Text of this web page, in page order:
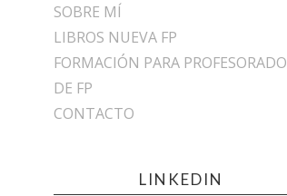
SOBRE MÍ
LIBROS NUEVA FP
FORMACIÓN PARA PROFESORADO
DE FP
CONTACTO
LINKEDIN